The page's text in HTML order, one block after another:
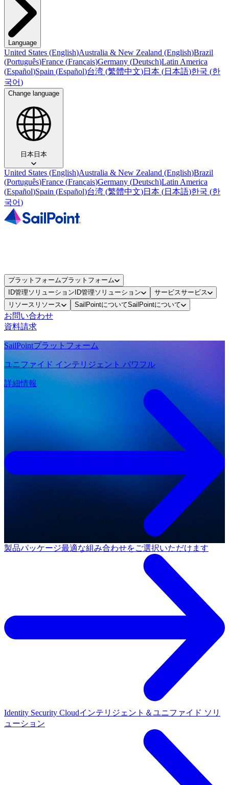
Language
United States (English)Australia & New Zealand (English)Brazil
(Português)France (Français)Germany (Deutsch)Latin America
(Español)Spain (Español)台湾 (繁體中文)日本 (日本語)한국 (한
국어)
Change language
日本日本
United States (English)Australia & New Zealand (English)Brazil
(Português)France (Français)Germany (Deutsch)Latin America
(Español)Spain (Español)台湾 (繁體中文)日本 (日本語)한국 (한
국어)
プラットフォームプラットフォーム
ID管理ソリューション ID管理ソリューション サービスサービス
リソース リソース SailPointについてSailPointについて
お問い合わせ
資料請求
SailPointプラットフォーム
ユニファイド インテリジェント パワフル
詳細情報
製品パッケージ最適な組み合わせをご選択いただけます
Identity Security Cloudインテリジェント＆ユニファイド ソリ
ューション